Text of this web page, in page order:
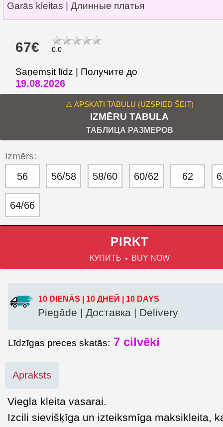
Garās kleitas | Длинные платья
67€ 0.0
Saņemsit līdz | Получите до
19.08.2026
⚠️ APSKATI TABULU (UZSPIED ŠEIT)
IZMĒRU TABULA
ТАБЛИЦА РАЗМЕРОВ
Izmērs:
56 56/58 58/60 60/62 62
64/66
PIRKT
КУПИТЬ BUY NOW
10 DIENĀS | 10 ДНЕЙ | 10 DAYS
Piegāde | Доставка | Delivery
Līdzīgas preces skatās: 7 cilvēki
Apraksts
Viegla kleita vasarai.
Izcili sievišķīga un izteiksmīga maksikleita,